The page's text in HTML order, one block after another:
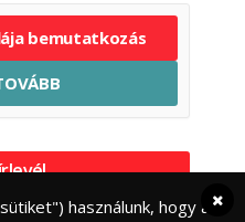
bemutatkozás
használunk, hogy a